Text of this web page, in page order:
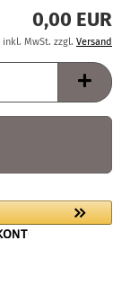
0,00 EUR
inkl. MwSt. zzgl. Versand